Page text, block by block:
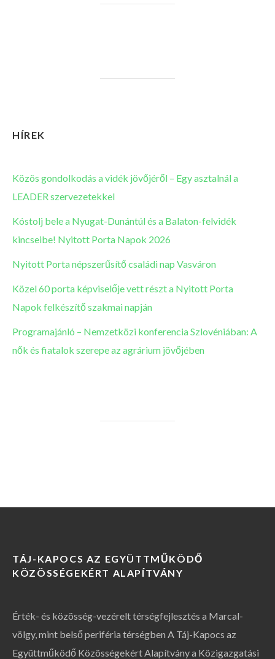
HÍREK
Közös gondolkodás a vidék jövőjéről – Egy asztalnál a
LEADER szervezetekkel
Kóstolj bele a Nyugat-Dunántúl és a Balaton-felvidék
kincseibe! Nyitott Porta Napok 2026
Nyitott Porta népszerűsítő családi nap Vasváron
Közel 60 porta képviselője vett részt a Nyitott Porta
Napok felkészítő szakmai napján
Programajánló – Nemzetközi konferencia Szlovéniában: A
nők és fiatalok szerepe az agrárium jövőjében
TÁJ-KAPOCS AZ EGYÜTTMŰKÖDŐ
KÖZÖSSÉGEKÉRT ALAPÍTVÁNY
Érték- és közösség-vezérelt térségfejlesztés a Marcal-
völgy, mint belső periféria térségben A Táj-Kapocs az
Együttműködő Közösségekért Alapítvány a Közigazgatási